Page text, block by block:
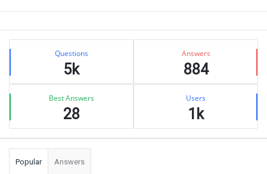
Sidebar
Stats Questions
5k
Answers
884
Best Answers
28
Users
1k
Popular Answers